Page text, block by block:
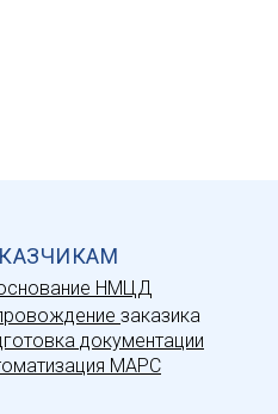
НМЦД
заказика
документации
МАРС